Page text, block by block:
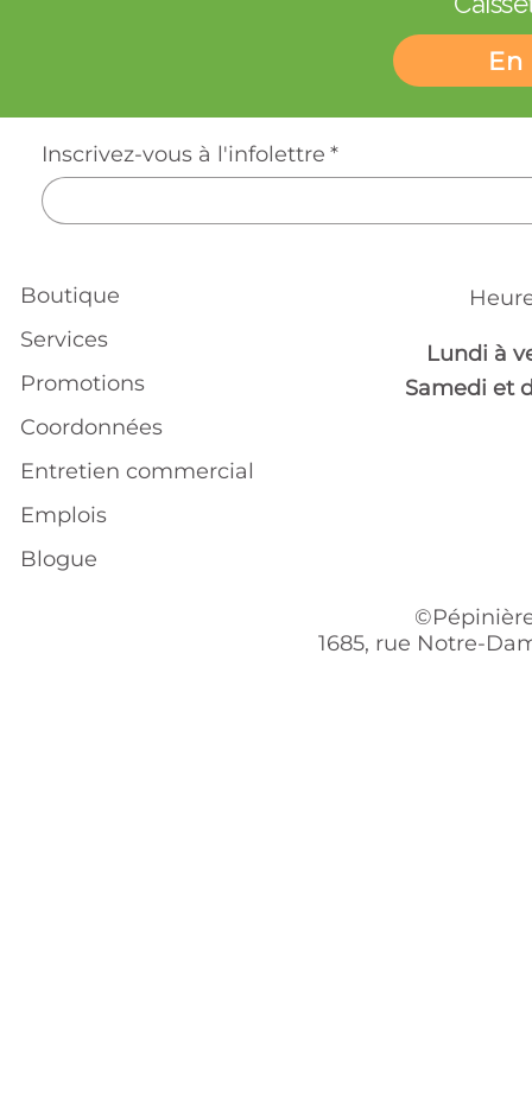
Inscrivez-vous à l'infolettre *
Boutique
Services
Promotions
Coordonnées
Entretien commercial
Emplois
Blogue
Lundi à
Samedi et
1685, rue Notre-